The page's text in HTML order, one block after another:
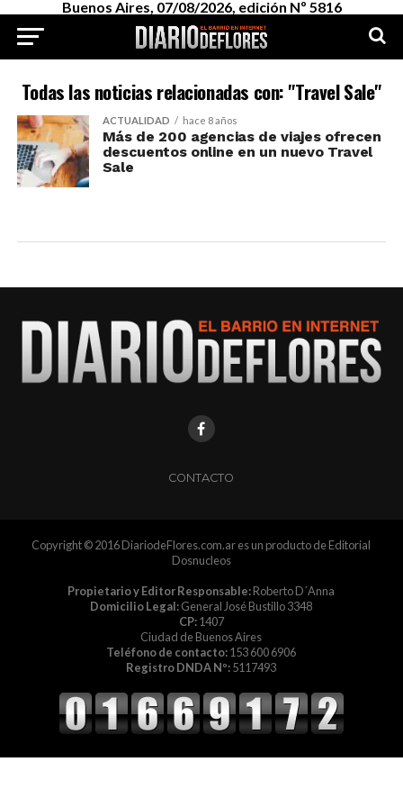
Buenos Aires, 07/08/2026, edición Nº 5816
Todas las noticias relacionadas con: "Travel Sale"
ACTUALIDAD hace 8 años
Más de 200 agencias de viajes ofrecen
descuentos online en un nuevo Travel
Sale
CONTACTO
Copyright © 2016 DiariodeFlores.com.ar es un producto de Editorial
Dosnucleos
Propietario y Editor Responsable:Roberto D´Anna
Domicilio Legal:General José Bustillo 3348
CP:1407
Ciudad de Buenos Aires
Teléfono de contacto:153 600 6906
Registro DNDA Nº:5117493